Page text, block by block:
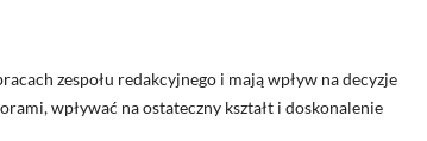
zespołu redakcyjnego i mają wpływ na decyzje
wpływać na ostateczny kształt i doskonalenie